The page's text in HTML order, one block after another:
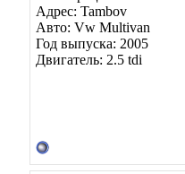
Адрес: Tambov
Авто: Vw Multivan
Год выпуска: 2005
Двигатель: 2.5 tdi